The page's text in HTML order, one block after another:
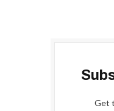
Get